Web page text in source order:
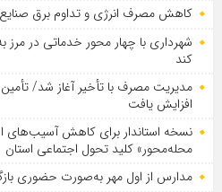
کاهش مصرف انرژی و تداوم برق
شهرداری با چهار محور خدماتی در مرز
کند
مدیریت مصرف با تأخیر آغاز شد/
افزایش یافت
نسخه استاندار برای کاهش آسیب‌های
محله‌محور» کلید تحول اجتماعی استان
مدارس از اول مهر به‌صورت حضوری